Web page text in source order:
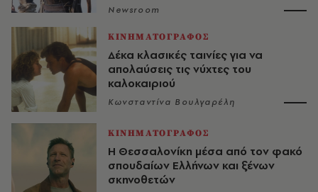
Newsroom
ΚΙΝΗΜΑΤΟΓΡΑΦΟΣ
Δέκα κλασικές ταινίες για να
απολαύσεις τις νύχτες του
καλοκαιριού
Κωνσταντίνα Βουλγαρέλη
ΚΙΝΗΜΑΤΟΓΡΑΦΟΣ
Η Θεσσαλονίκη μέσα από τον φακό
σπουδαίων Ελλήνων και ξένων
σκηνοθετών